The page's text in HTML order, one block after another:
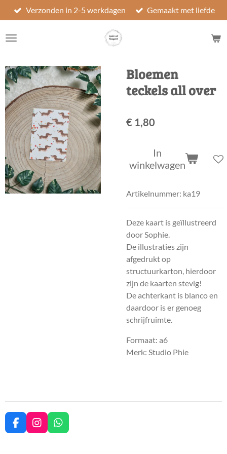
Ga
direct
naar
Verzonden in 2-5 werkdagen Gemaakt met liefde
Bloemen
teckels all over
€ 1,80
In
winkelwagen
Artikelnummer: ka19
Deze kaart is geïllustreerd
door Sophie.
De illustraties zijn
afgedrukt op
structuurkarton, hierdoor
zijn de kaarten stevig!
De achterkant is blanco en
daardoor is er genoeg
schrijfruimte.
Formaat: a6
Merk: Studio Phie
F
a
I
n
W
h